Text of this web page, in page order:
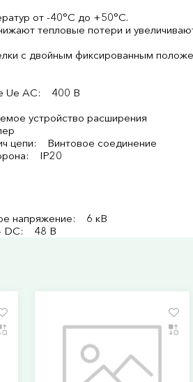
от -40°С до +50°С.
тепловые потери и
с двойным фиксированным
Ue AC: 400 В
устройство расширения
цепи: Винтовое соединение
IP20
напряжение: 6 кВ
- DC: 48 В